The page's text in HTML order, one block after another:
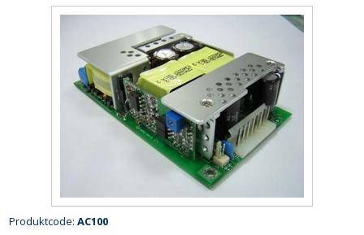
Produktcode:AC100